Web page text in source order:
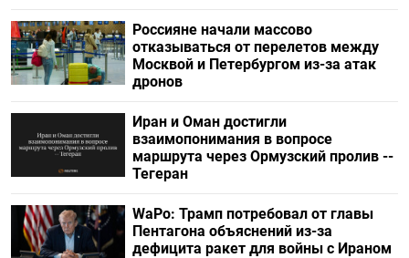
Россияне начали массово
отказываться от перелетов между
Москвой и Петербургом из-за атак
дронов
Иран и Оман достигли
взаимопонимания в вопросе
маршрута через Ормузский пролив --
Тегеран
WaPo: Трамп потребовал от главы
Пентагона объяснений из-за
дефицита ракет для войны с Ираном